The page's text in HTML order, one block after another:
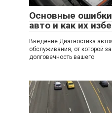
Основные
авто и как их
Введение Диагностика
обслуживания, от которой
долговечность вашего